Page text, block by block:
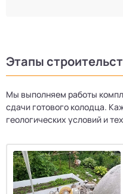
Этапы
Мы выполняем работы
сдачи готового колодца.
геологических условий и